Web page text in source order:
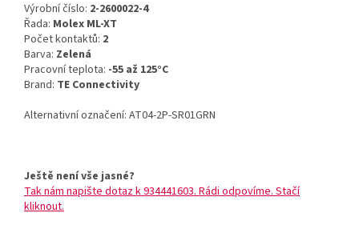
Výrobní číslo: 2-2600022-4
Řada: Molex ML-XT
Počet kontaktů: 2
Barva: Zelená
Pracovní teplota: -55 až 125°C
Brand: TE Connectivity
Alternativní označení: AT04-2P-SR01GRN
Ještě není vše jasné?
Tak nám napište dotaz k 934441603. Rádi odpovíme. Stačí
kliknout.